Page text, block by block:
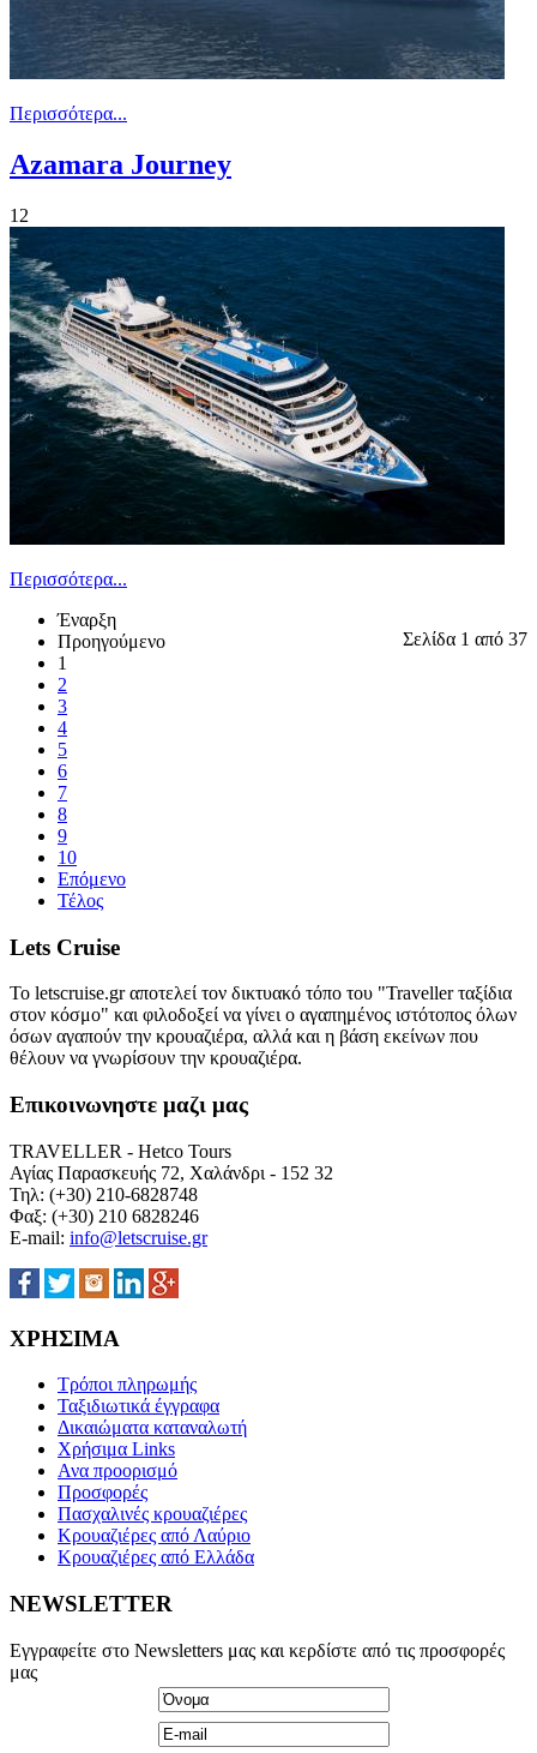
Περισσότερα...
Azamara Journey
12
Περισσότερα...
Σελίδα 1 από 37
Έναρξη
Προηγούμενο
1
2
3
4
5
6
7
8
9
10
Επόμενο
Τέλος
Lets Cruise
Το letscruise.gr αποτελεί τον δικτυακό τόπο του "Traveller ταξίδια
στον κόσμο" και φιλοδοξεί να γίνει ο αγαπημένος ιστότοπος όλων
όσων αγαπούν την κρουαζιέρα, αλλά και η βάση εκείνων που
θέλουν να γνωρίσουν την κρουαζιέρα.
Επικοινωνηστε μαζι μας
TRAVELLER - Hetco Tours
Αγίας Παρασκευής 72, Χαλάνδρι - 152 32
Τηλ: (+30) 210-6828748
Φαξ: (+30) 210 6828246
E-mail: info@letscruise.gr
ΧΡΗΣΙΜΑ
Τρόποι πληρωμής
Ταξιδιωτικά έγγραφα
Δικαιώματα καταναλωτή
Χρήσιμα Links
Ανα προορισμό
Προσφορές
Πασχαλινές κρουαζιέρες
Κρουαζιέρες από Λαύριο
Κρουαζιέρες από Ελλάδα
NEWSLETTER
Εγγραφείτε στο Newsletters μας και κερδίστε από τις προσφορές
μας